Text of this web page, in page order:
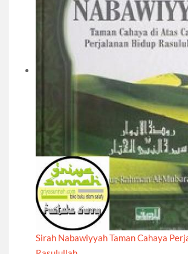
Sirah Nabawiyyah Taman Cahaya